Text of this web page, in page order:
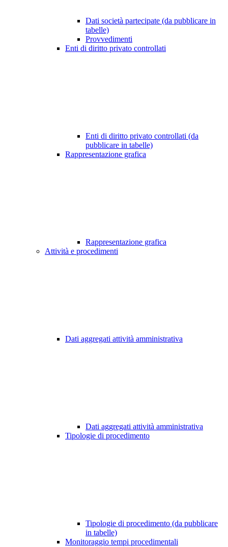
Dati società partecipate (da pubblicare in
tabelle)
Provvedimenti
Enti di diritto privato controllati
Enti di diritto privato controllati (da
pubblicare in tabelle)
Rappresentazione grafica
Rappresentazione grafica
Attività e procedimenti
Dati aggregati attività amministrativa
Dati aggregati attività amministrativa
Tipologie di procedimento
Tipologie di procedimento (da pubblicare
in tabelle)
Monitoraggio tempi procedimentali